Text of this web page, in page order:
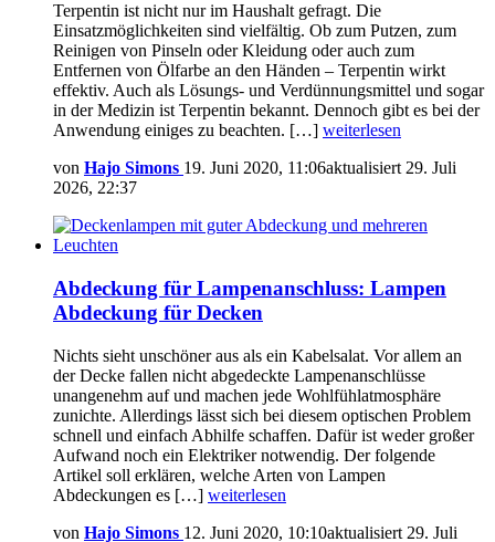
Terpentin ist nicht nur im Haushalt gefragt. Die
Einsatzmöglichkeiten sind vielfältig. Ob zum Putzen, zum
Reinigen von Pinseln oder Kleidung oder auch zum
Entfernen von Ölfarbe an den Händen – Terpentin wirkt
effektiv. Auch als Lösungs- und Verdünnungsmittel und sogar
in der Medizin ist Terpentin bekannt. Dennoch gibt es bei der
Anwendung einiges zu beachten. […] weiterlesen
von Hajo Simons 19. Juni 2020, 11:06aktualisiert 29. Juli
2026, 22:37
Abdeckung für Lampenanschluss: Lampen
Abdeckung für Decken
Nichts sieht unschöner aus als ein Kabelsalat. Vor allem an
der Decke fallen nicht abgedeckte Lampenanschlüsse
unangenehm auf und machen jede Wohlfühlatmosphäre
zunichte. Allerdings lässt sich bei diesem optischen Problem
schnell und einfach Abhilfe schaffen. Dafür ist weder großer
Aufwand noch ein Elektriker notwendig. Der folgende
Artikel soll erklären, welche Arten von Lampen
Abdeckungen es […] weiterlesen
von Hajo Simons 12. Juni 2020, 10:10aktualisiert 29. Juli